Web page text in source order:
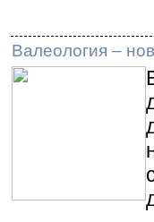
Валеология –